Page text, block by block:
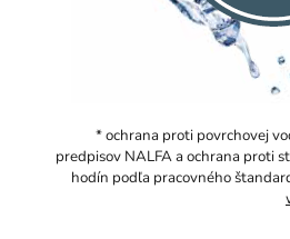
* ochrana proti povrchovej
predpisov NALFA a ochrana proti
hodín podľa pracovného